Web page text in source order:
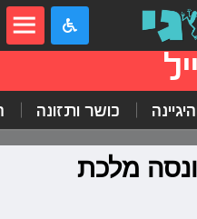
כושר ותזונה
מלכת